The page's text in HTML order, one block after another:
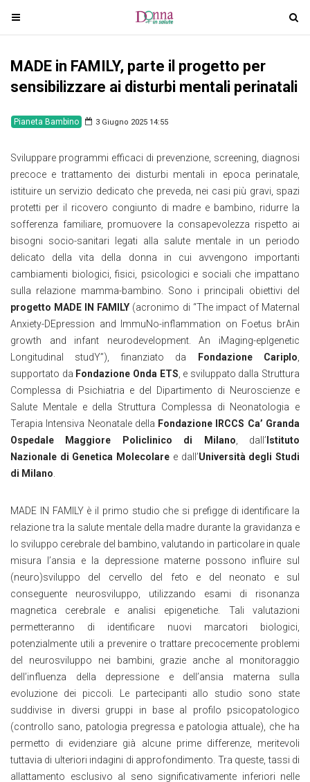
T
o
g
l
n
g
t
T
o
l
MADE in FAMILY, parte il progetto per
sensibilizzare ai disturbi mentali perinatali
Pianeta Bambino 3 Giugno 2025 14:55
Sviluppare programmi efficaci di prevenzione, screening, diagnosi
precoce e trattamento dei disturbi mentali in epoca perinatale,
istituire un servizio dedicato che preveda, nei casi più gravi, spazi
protetti per il ricovero congiunto di madre e bambino, ridurre la
sofferenza familiare, promuovere la consapevolezza rispetto ai
bisogni socio-sanitari legati alla salute mentale in un periodo
delicato della vita della donna in cui avvengono importanti
cambiamenti biologici, fisici, psicologici e sociali che impattano
sulla relazione mamma-bambino. Sono i principali obiettivi del
progetto MADE IN FAMILY (acronimo di “The impact of Maternal
Anxiety-DEpression and ImmuNo-inflammation on Foetus brAin
growth and infant neurodevelopment. An iMaging-epIgenetic
Longitudinal studY”), finanziato da
Fondazione Cariplo
supportato da Fondazione Onda ETS , e sviluppato dalla Struttura
Complessa di Psichiatria e del Dipartimento di Neuroscienze e
Salute Mentale e della Struttura Complessa di Neonatologia e
Terapia Intensiva Neonatale della Fondazione IRCCS Ca’ Granda
Ospedale Maggiore Policlinico di Milano , dall’ Istituto
Nazionale di Genetica Molecolare e dall’Università degli Studi
di Milano
MADE IN FAMILY è il primo studio che si prefigge di identificare la
relazione tra la salute mentale della madre durante la gravidanza e
lo sviluppo cerebrale del bambino, valutando in particolare in quale
misura l’ansia e la depressione materne possono influire sul
(neuro)sviluppo del cervello del feto e del neonato e sul
conseguente neurosviluppo, utilizzando esami di risonanza
magnetica cerebrale e analisi epigenetiche. Tali valutazioni
permetteranno di identificare nuovi marcatori biologici,
potenzialmente utili a prevenire o trattare precocemente problemi
del neurosviluppo nei bambini, grazie anche al monitoraggio
dell’influenza della depressione e dell’ansia materna sulla
evoluzione dei piccoli. Le partecipanti allo studio sono state
suddivise in diversi gruppi in base al profilo psicopatologico
(controllo sano, patologia pregressa e patologia attuale), che ha
permetto di evidenziare già alcune prime differenze, meritevoli
tuttavia di ulteriori indagini di approfondimento. Tra queste, tassi di
allattamento esclusivo al seno significativamente inferiori nelle